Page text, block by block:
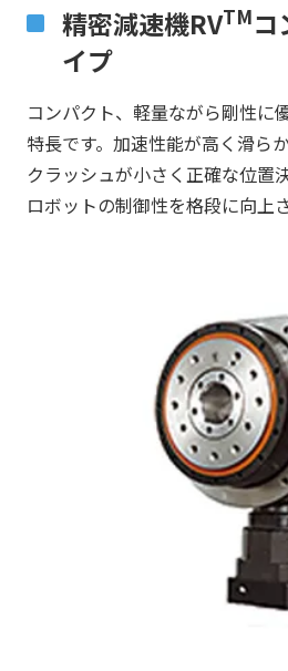
精密減速機RVTMコ
イプ
コンパクト、軽量ながら剛性に
特長です。加速性能が高く滑ら
クラッシュが小さく正確な位置
ロボットの制御性を格段に向上